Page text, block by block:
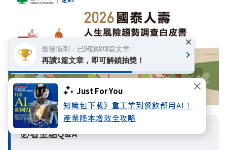
Just For You
知識包下載》重工業到餐飲都用AI！
產業降本增效全攻略
必看重點Q&A
最後衝刺：已閱讀2/3篇文章
再讀1篇文章，即可解鎖抽獎！
×